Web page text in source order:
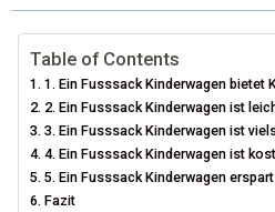
W
T
T
E
E
O
O
K
E
S
Table of Contents
1. Ein Fusssack Kinderwagen bietet
2. Ein Fusssack Kinderwagen ist
3. Ein Fusssack Kinderwagen ist
4. Ein Fusssack Kinderwagen ist
5. Ein Fusssack Kinderwagen
Fazit